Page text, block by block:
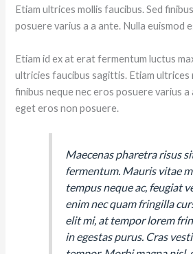
Etiam ultrices mollis faucibus. Sed
posuere varius a a ante. Nulla euismod
Etiam id ex at erat fermentum luctus
ultricies faucibus sagittis. Etiam ultrices
finibus neque nec eros posuere varius a
eget eros non posuere.
Maecenas pharetra risus
fermentum. Mauris vitae
tempus neque ac, feugiat
enim nec quam fringilla
elit mi, at tempor lorem
in egestas purus. Cras